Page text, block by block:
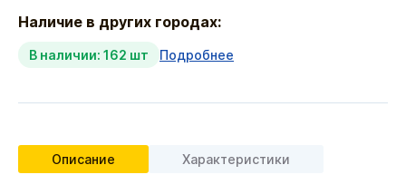
Наличие в других городах:
В наличии: 162 шт Подробнее
Описание Характеристики